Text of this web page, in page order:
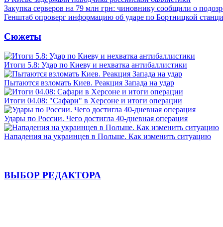
Закупка серверов на 79 млн грн: чиновнику сообщили о
Генштаб опроверг информацию об ударе по Бортницкой
Сюжеты
Итоги 5.8: Удар по Киеву и нехватка антибаллистики
Пытаются взломать Киев. Реакция Запада на удар
Итоги 04.08: "Сафари" в Херсоне и итоги операции
Удары по России. Чего достигла 40-дневная операция
Нападения на украинцев в Польше. Как изменить ситуацию
ВЫБОР РЕДАКТОРА